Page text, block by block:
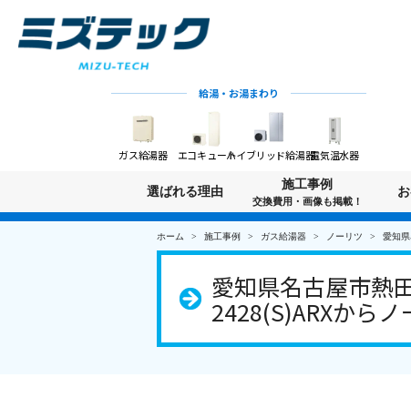
給湯・お湯まわり
ガス給湯器 エコキュートハイブリッド給湯器電気温水器
選ばれる理由
施工事例
交換費用・画像も掲載！
ホーム 施工事例 ガス給湯器 ノーリツ 愛知
愛知県名古屋市熱
2428(S)ARXからノ